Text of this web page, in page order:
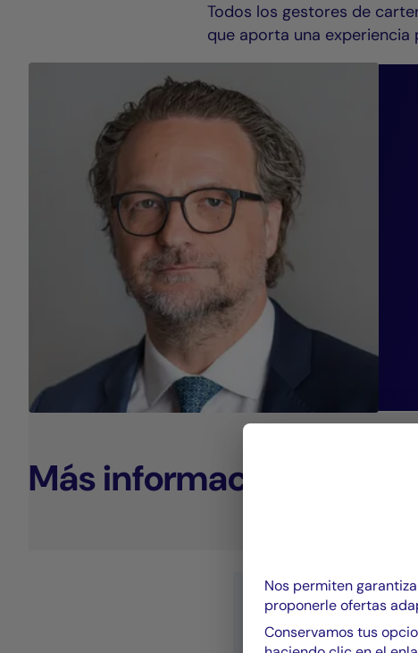
Todos los gestores de
que aporta una
Más información sobre
Nos permiten
proponerle ofertas
Conservamos tus